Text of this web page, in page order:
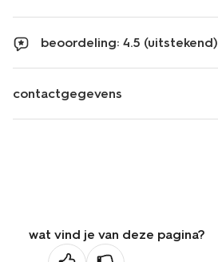
beoordeling: 4.5 (uitstekend)
contactgegevens
wat vind je van deze pagina?